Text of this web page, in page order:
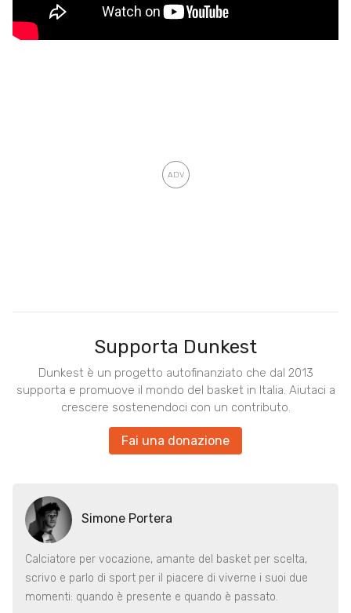
Supporta Dunkest
Dunkest è un progetto autofinanziato che dal 2013
supporta e promuove il mondo del basket in Italia. Aiutaci a
crescere sostenendoci con un contributo.
Fai una donazione
Simone Portera
Calciatore per vocazione, amante del basket per scelta,
scrivo e parlo di sport per il piacere di viverne i suoi due
momenti: quando è presente e quando è passato.